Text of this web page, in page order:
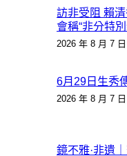
訪非受阻 賴
會稱“非分特
2026 年 8 月 7 日
6月29日生秀
2026 年 8 月 7 日
鏡不雅·非遺